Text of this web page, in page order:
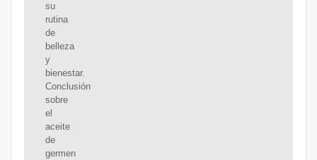
su
rutina
de
belleza
y
bienestar.
Conclusión
sobre
el
aceite
de
germen